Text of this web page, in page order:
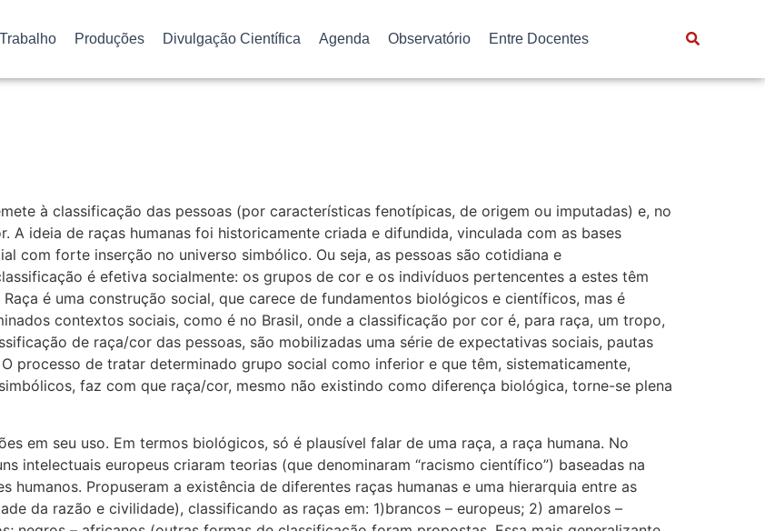
Produções Divulgação Científica Agenda Observatório Entre Docentes
à classificação das pessoas (por características fenotípicas, de origem ou imputadas) e, no
A ideia de raças humanas foi historicamente criada e difundida, vinculada com as bases
com forte inserção no universo simbólico. Ou seja, as pessoas são cotidiana e
é efetiva socialmente: os grupos de cor e os indivíduos pertencentes a estes têm
é uma construção social, que carece de fundamentos biológicos e científicos, mas é
contextos sociais, como é no Brasil, onde a classificação por cor é, para raça, um tropo,
de raça/cor das pessoas, são mobilizadas uma série de expectativas sociais, pautas
processo de tratar determinado grupo social como inferior e que têm, sistematicamente,
faz com que raça/cor, mesmo não existindo como diferença biológica, torne-se plena
em seu uso. Em termos biológicos, só é plausível falar de uma raça, a raça humana. No
intelectuais europeus criaram teorias (que denominaram “racismo científico”) baseadas na
Propuseram a existência de diferentes raças humanas e uma hierarquia entre as
da razão e civilidade), classificando as raças em: 1)brancos – europeus; 2) amarelos –